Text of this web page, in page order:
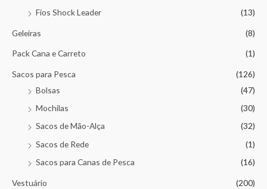
Fios Shock Leader
(13)
Geleiras (8)
Pack Cana e Carreto (1)
Sacos para Pesca
(126)
Bolsas
(47)
Mochilas
(30)
Sacos de Mão-Alça
(32)
Sacos de Rede
(1)
Sacos para Canas de Pesca
(16)
Vestuário
(200)